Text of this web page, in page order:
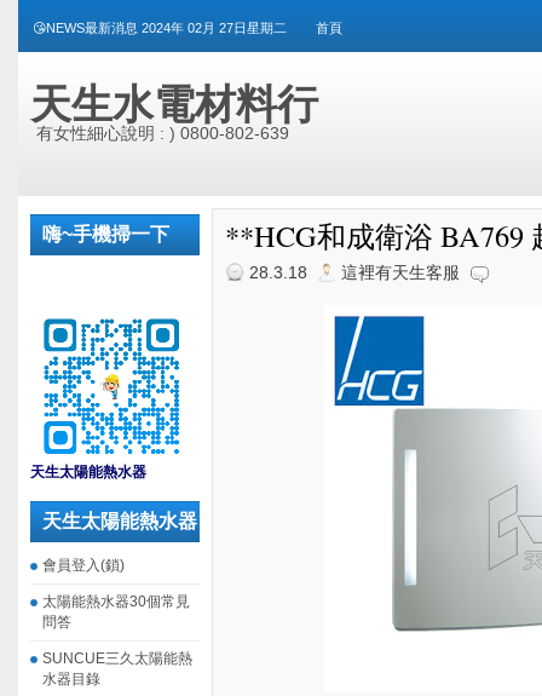
😘NEWS最新消息 2024年 02月 27日星期二 首頁
天生水電材料行
有女性細心說明 : ) 0800-802-639
嗨~手機掃一下
天生太陽能熱水器
天生太陽能熱水器
會員登入(鎖)
太陽能熱水器30個常見
問答
SUNCUE三久太陽能熱
水器目錄
**HCG和成衛浴 BA769
28.3.18 這裡有天生客服